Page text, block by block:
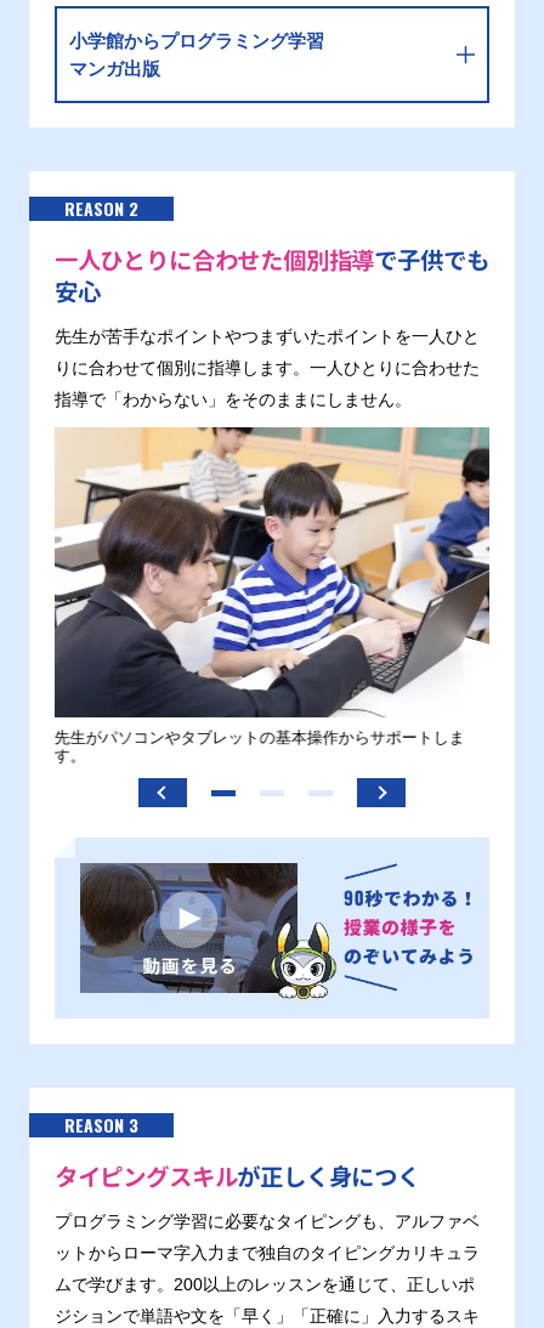
小学館からプログラミング学習
マンガ出版
REASON 2
一人ひとりに合わせた個別指導で子供でも
安心
先生が苦手なポイントやつまずいたポイントを一人ひと
りに合わせて個別に指導します。一人ひとりに合わせた
指導で「わからない」をそのままにしません。
先生がパソコンやタブレットの基本操作からサポートしま
す。
REASON 3
タイピングスキルが正しく身につく
プログラミング学習に必要なタイピングも、アルファベ
ットからローマ字入力まで独自のタイピングカリキュラ
ムで学びます。200以上のレッスンを通じて、正しいポ
ジションで単語や文を「早く」「正確に」入力するスキ